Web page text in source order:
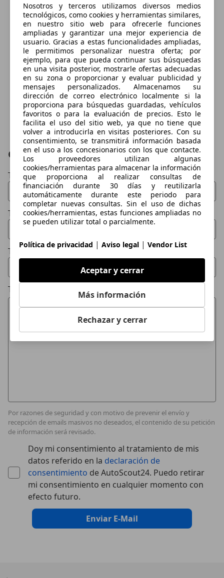
Contactar
Tu nombre
Tu email
Tu teléfono (opcional)
Tu mensaje
Por razones de seguridad y con motivo de prevenir el envío y
recepción de emails masivos no deseados, el contenido de su petición
de información será revisado.
Doy mi consentimiento al tratamiento de mis
datos referido en la declaración de
consentimiento de AutoScout24. Puedo retirar
mi consentimiento en cualquier momento con
efecto futuro.
Enviar E-Mail
Nosotros y terceros utilizamos diversos medios
tecnológicos, como cookies y herramientas similares,
en nuestro sitio web para ofrecerle funciones
ampliadas y garantizar una mejor experiencia de
usuario. Gracias a estas funcionalidades ampliadas,
le permitimos personalizar nuestra oferta; por
ejemplo, para que pueda continuar sus búsquedas
en una visita posterior, mostrarle ofertas adecuadas
en su zona o proporcionar y evaluar publicidad y
mensajes personalizados. Almacenamos su
dirección de correo electrónico localmente si la
proporciona para búsquedas guardadas, vehículos
favoritos o para la evaluación de precios. Esto le
facilita el uso del sitio web, ya que no tiene que
volver a introducirla en visitas posteriores. Con su
consentimiento, se transmitirá información basada
en el uso a los concesionarios con los que contacte.
Los proveedores utilizan algunas
cookies/herramientas para almacenar la información
que proporciona al realizar consultas de
financiación durante 30 días y reutilizarla
automáticamente durante este periodo para
completar nuevas consultas. Sin el uso de dichas
cookies/herramientas, estas funciones ampliadas no
se pueden utilizar total o parcialmente.
Política de privacidad | Aviso legal | Vendor List
Aceptar y cerrar
Más información
Rechazar y cerrar